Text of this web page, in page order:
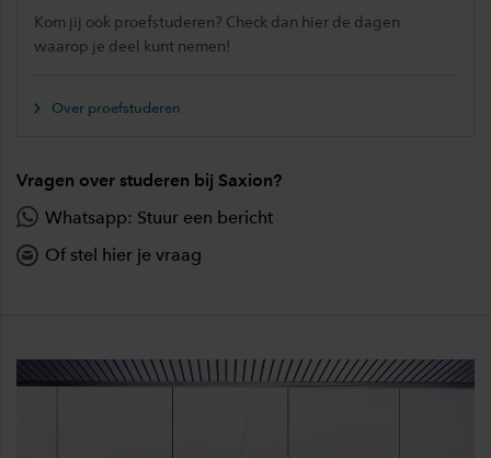
Kom jij ook proefstuderen? Check dan hier de dagen
waarop je deel kunt nemen!
Over proefstuderen
Vragen over studeren bij Saxion?
Whatsapp: Stuur een bericht
Of stel hier je vraag